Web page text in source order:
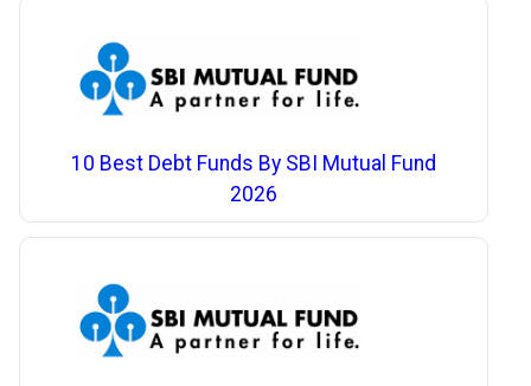
10 Best Debt Funds By SBI Mutual Fund
2026